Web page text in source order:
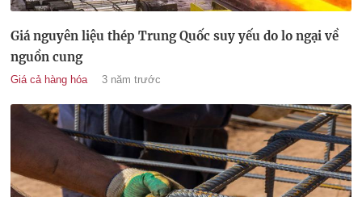
Giá nguyên liệu thép Trung Quốc suy yếu do lo ngại về
nguồn cung
Giá cả hàng hóa 3 năm trước